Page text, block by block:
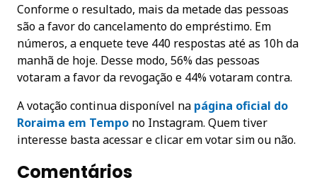
Conforme o resultado, mais da metade das pessoas
são a favor do cancelamento do empréstimo. Em
números, a enquete teve 440 respostas até as 10h da
manhã de hoje. Desse modo, 56% das pessoas
votaram a favor da revogação e 44% votaram contra.
A votação continua disponível na página oficial do
Roraima em Tempo no Instagram. Quem tiver
interesse basta acessar e clicar em votar sim ou não.
Comentários